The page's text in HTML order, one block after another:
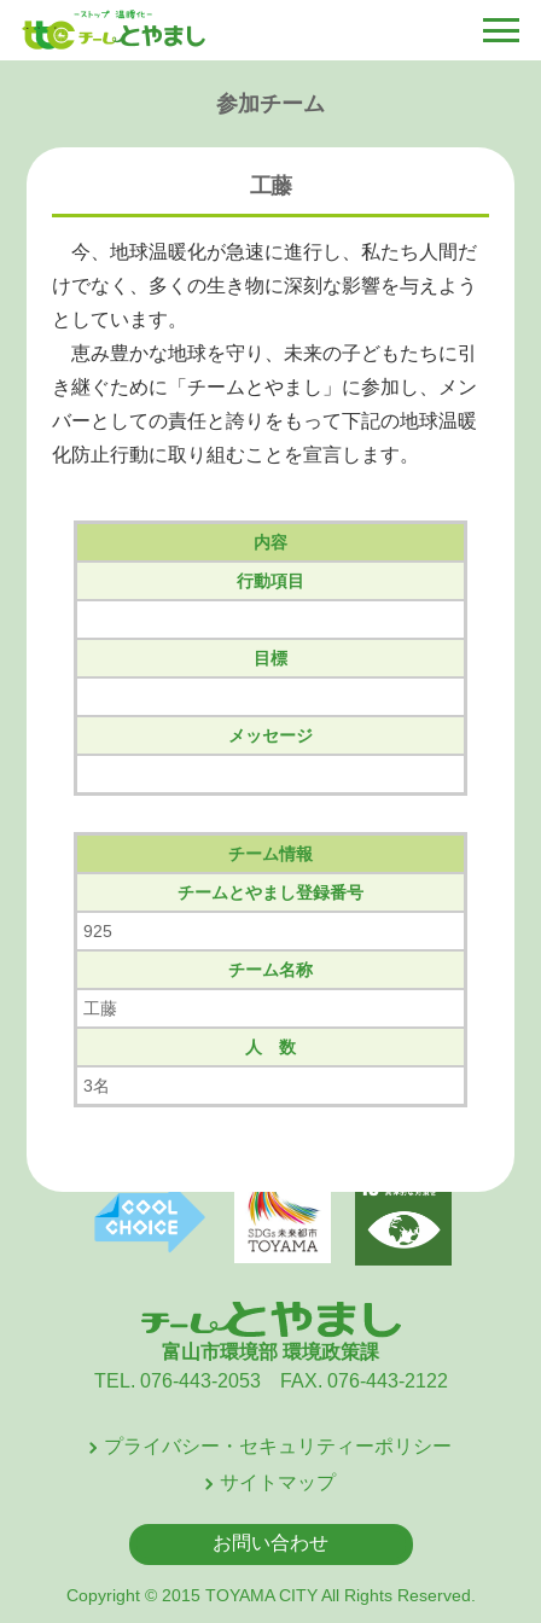
参加チーム
工藤
今、地球温暖化が急速に進行し、私たち人間だ
けでなく、多くの生き物に深刻な影響を与えよう
としています。
恵み豊かな地球を守り、未来の子どもたちに引
き継ぐために「チームとやまし」に参加し、メン
バーとしての責任と誇りをもって下記の地球温暖
化防止行動に取り組むことを宣言します。
内容
行動項目
目標
メッセージ
チーム情報
チームとやまし登録番号
925
チーム名称
工藤
人 数
3名
富山市環境部 環境政策課
TEL. 076-443-2053 FAX. 076-443-2122
プライバシー・セキュリティーポリシー
サイトマップ
お問い合わせ
Copyright © 2015 TOYAMA CITY All Rights Reserved.